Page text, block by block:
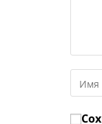
свое
или